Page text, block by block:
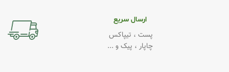
ارسال سریع
پست ، تیپاکس
چاپار ، پیک و ...